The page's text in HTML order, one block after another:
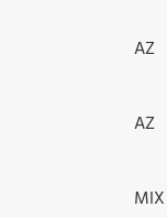
AZ
AZ
MIX